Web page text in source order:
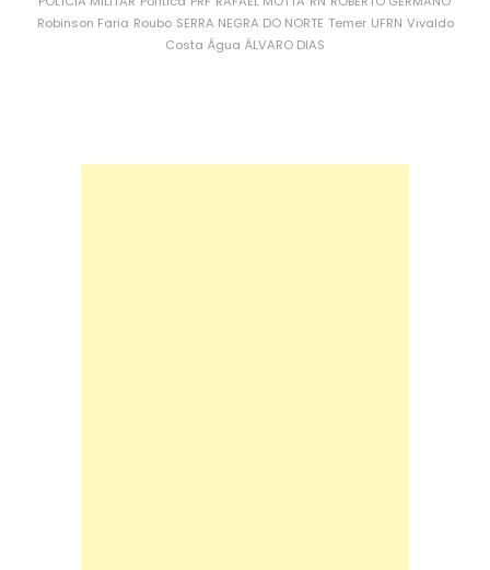
Robinson Faria Roubo SERRA NEGRA DO NORTE Temer UFRN Vivaldo
Costa Água ÁLVARO DIAS